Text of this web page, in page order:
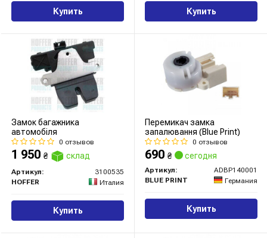
Купить Купить
Замок багажника
автомобіля
0 отзывов
1 950 ₴ склад
Артикул:
3100535
HOFFER
Италия
Купить
Перемикач замка
запалювання (Blue Print)
0 отзывов
690 ₴ сегодня
Артикул:
ADBP140001
BLUE PRINT
Германия
Купить